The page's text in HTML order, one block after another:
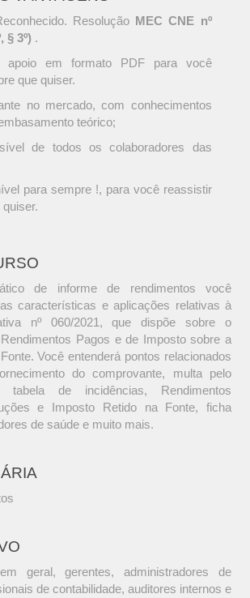
Resolução MEC CNE nº
§ 3º) .
apoio em formato PDF para você
que quiser.
no mercado, com conhecimentos
teórico;
de todos os colaboradores das
para sempre !, para você reassistir
de informe de rendimentos você
características e aplicações relativas à
nº 060/2021, que dispõe sobre o
Pagos e de Imposto sobre a
Você entenderá pontos relacionados
do comprovante, multa pelo
tabela de incidências, Rendimentos
e Imposto Retido na Fonte, ficha
de saúde e muito mais.
geral, gerentes, administradores de
de contabilidade, auditores internos e